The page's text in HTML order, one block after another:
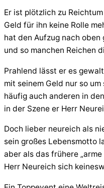
Er ist plötzlich zu
Geld für ihn keine Rolle
hat den Aufzug nach oben
und so manchen Reichen
Prahlend lässt er es
mit seinem Geld nur so
häufig auch anderen in
in der Szene er Herr
Doch lieber neureich als
sein großes Lebensmotto
aber als das frühere „arme
Herr Neureich sich